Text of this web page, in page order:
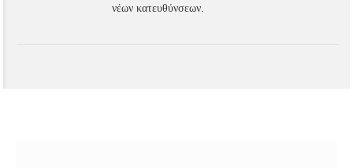
νέων κατευθύνσεων.